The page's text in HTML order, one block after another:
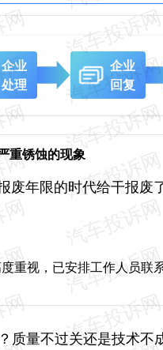
企业
处理
企业
回复
重锈蚀的现象
废年限的时代给干报
重视，已安排工作人员联
质量不过关还是技术